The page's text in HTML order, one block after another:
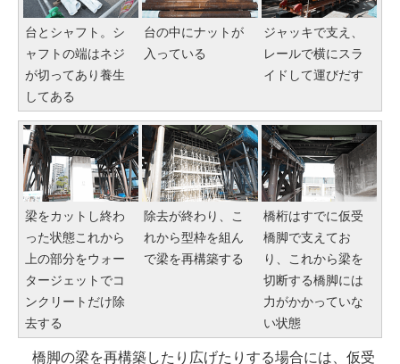
台とシャフト。シ
ャフトの端はネジ
が切ってあり養生
してある
台の中にナットが
入っている
ジャッキで支え、
レールで横にスラ
イドして運びだす
梁をカットし終わ
った状態これから
上の部分をウォー
タージェットでコ
ンクリートだけ除
去する
除去が終わり、こ
れから型枠を組ん
で梁を再構築する
橋桁はすでに仮受
橋脚で支えてお
り、これから梁を
切断する橋脚には
力がかかっていな
い状態
橋脚の梁を再構築したり広げたりする場合には、仮受